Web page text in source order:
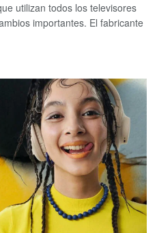
utilizan todos los televisores
importantes. El fabricante